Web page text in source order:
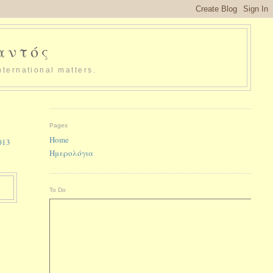
matters.
Pages
Home
Ημερολόγια
To Do